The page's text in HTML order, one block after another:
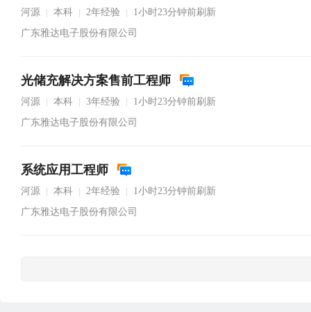
河源 本科 2年经验
1小时23分钟前刷新
广东雅达电子股份有限公司
光储充解决方案售前工程师
河源 本科 3年经验
1小时23分钟前刷新
广东雅达电子股份有限公司
系统应用工程师
河源 本科 2年经验
1小时23分钟前刷新
广东雅达电子股份有限公司